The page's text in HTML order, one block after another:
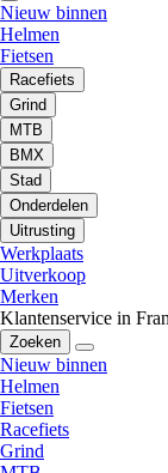
Nieuw binnen
Helmen
Fietsen
Racefiets
Grind
MTB
BMX
Stad
Onderdelen
Uitrusting
Werkplaats
Uitverkoop
Merken
Klantenservice in
Zoeken
Nieuw binnen
Helmen
Fietsen
Racefiets
Grind